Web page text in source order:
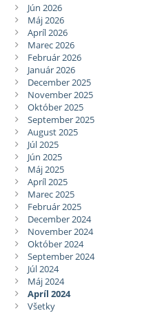
Jún 2026
Máj 2026
Apríl 2026
Marec 2026
Február 2026
Január 2026
December 2025
November 2025
Október 2025
September 2025
August 2025
Júl 2025
Jún 2025
Máj 2025
Apríl 2025
Marec 2025
Február 2025
December 2024
November 2024
Október 2024
September 2024
Júl 2024
Máj 2024
Apríl 2024
Všetky